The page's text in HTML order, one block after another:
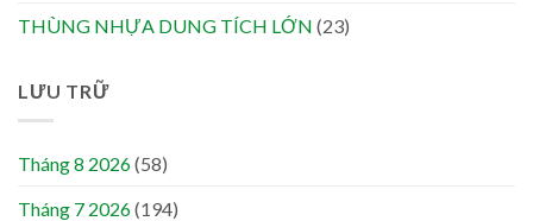
THÙNG NHỰA DUNG TÍCH LỚN (23)
LƯU TRỮ
Tháng 8 2026(58)
Tháng 7 2026(194)